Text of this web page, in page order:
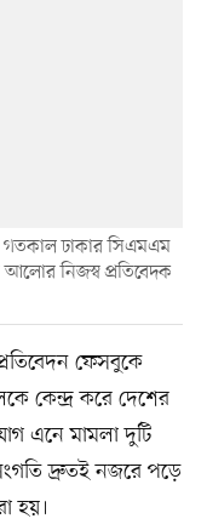
গতকাল ঢাকার সিএমএম
নিজস্ব প্রতিবেদক
ফেসবুকে
কেন্দ্র করে দেশের
এনে মামলা দুটি
দ্রুতই নজরে পড়ে
হয়।